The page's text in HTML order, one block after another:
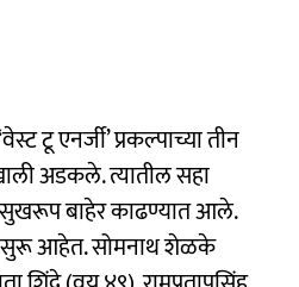
टू एनर्जी’ प्रकल्पाच्या तीन
अडकले. त्यातील सहा
सुखरूप बाहेर काढण्यात आले.
सुरू आहेत. सोमनाथ शेळके